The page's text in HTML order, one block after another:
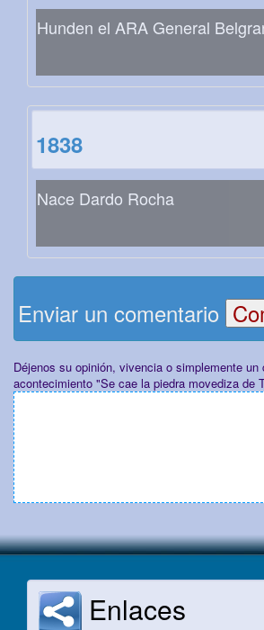
Hunden el ARA General
1838
Nace Dardo Rocha
Enviar un comentario
Déjenos su opinión, vivencia o simplemente
acontecimiento "Se cae la piedra movediza de
Enlaces